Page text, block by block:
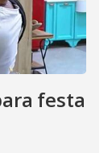
festa